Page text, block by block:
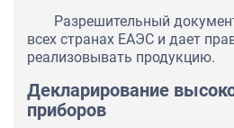
Разрешительный
всех странах ЕАЭС и дает
реализовывать продукцию.
Декларирование
приборов